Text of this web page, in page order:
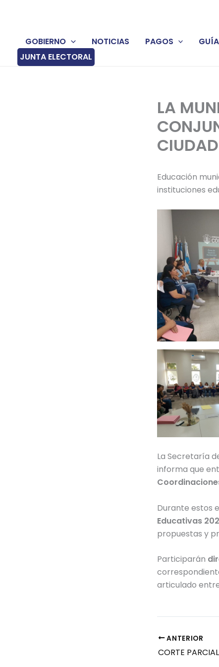
GOBIERNO
NOTICIAS PAGOS
JUNTA ELECTORAL
LA
CIUDAD
Educación
instituciones
La Secretaría
informa que
Durante estos
Educativas
propuestas y
Participarán
articulado
ANTERIOR